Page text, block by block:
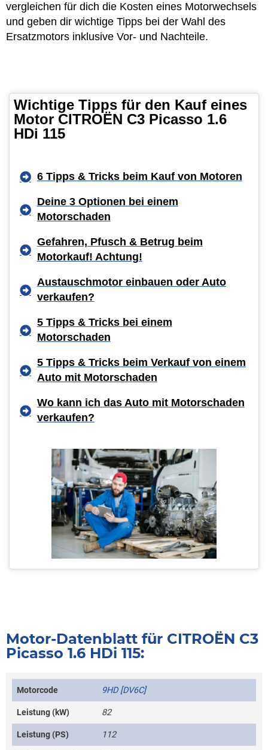
vergleichen für dich die Kosten eines Motorwechsels
und geben dir wichtige Tipps bei der Wahl des
Ersatzmotors inklusive Vor- und Nachteile.
Wichtige Tipps für den Kauf eines
Motor CITROËN C3 Picasso 1.6
HDi 115
6 Tipps & Tricks beim Kauf von Motoren
Deine 3 Optionen bei einem
Motorschaden
Gefahren, Pfusch & Betrug beim
Motorkauf! Achtung!
Austauschmotor einbauen oder Auto
verkaufen?
5 Tipps & Tricks bei einem
Motorschaden
5 Tipps & Tricks beim Verkauf von einem
Auto mit Motorschaden
Wo kann ich das Auto mit Motorschaden
verkaufen?
Motor-Datenblatt für CITROËN C3
Picasso 1.6 HDi 115:
Motorcode 9HD [DV6C]
Leistung (kW) 82
Leistung (PS) 112